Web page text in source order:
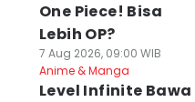
One Piece! Bisa
Lebih OP?
7 Aug 2026, 09:00 WIB
Anime & Manga
Level Infinite Bawa